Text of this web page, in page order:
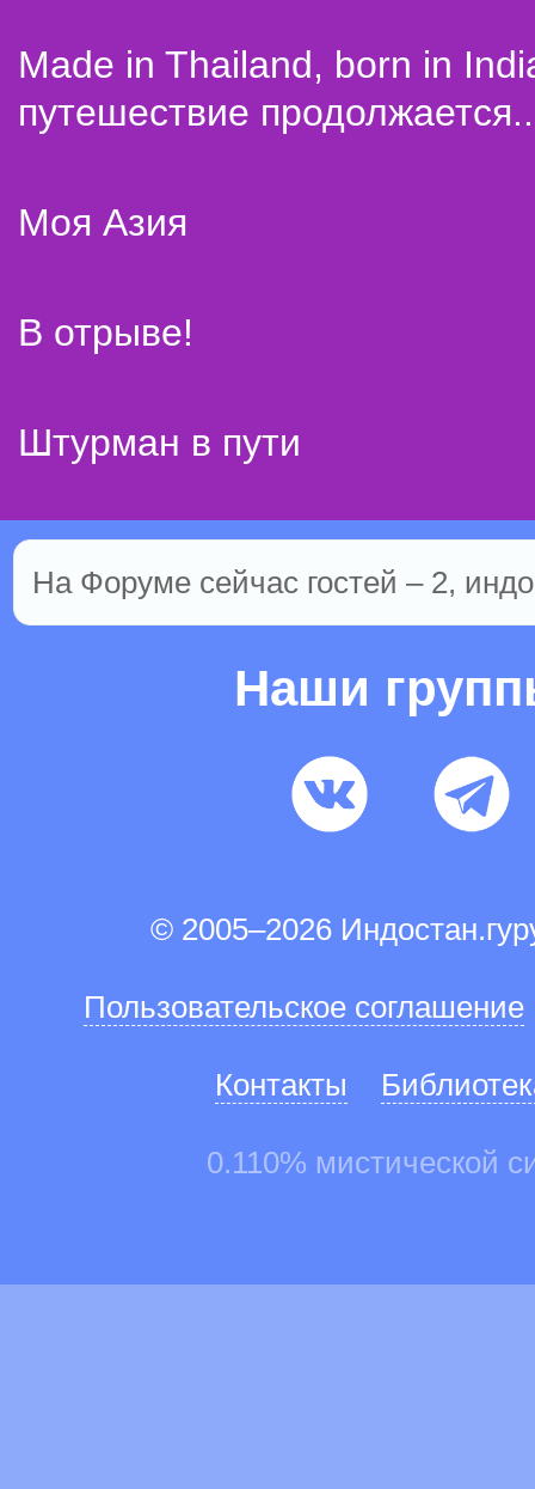
Made in Thailand, born in
путешествие
Моя Азия
В отрыве!
Штурман в пути
На Форуме сейчас гостей – 2,
Наши
© 2005–2026
Пользовательское соглашение
Контакты
0.110% мистической